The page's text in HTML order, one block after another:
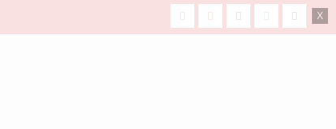
facebookYoutube
X Instagram
Tiktok